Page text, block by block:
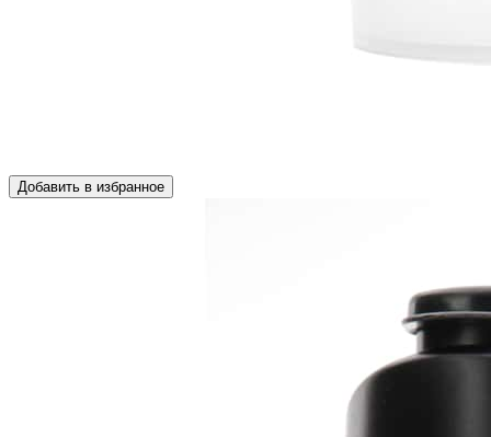
Добавить в избранное